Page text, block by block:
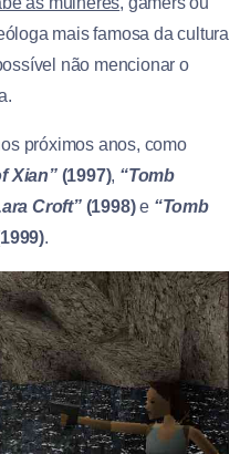
mais famosa da cultura
não mencionar o
próximos anos, como
Xian”(1997), “Tomb
Croft”(1998)e “Tomb
.